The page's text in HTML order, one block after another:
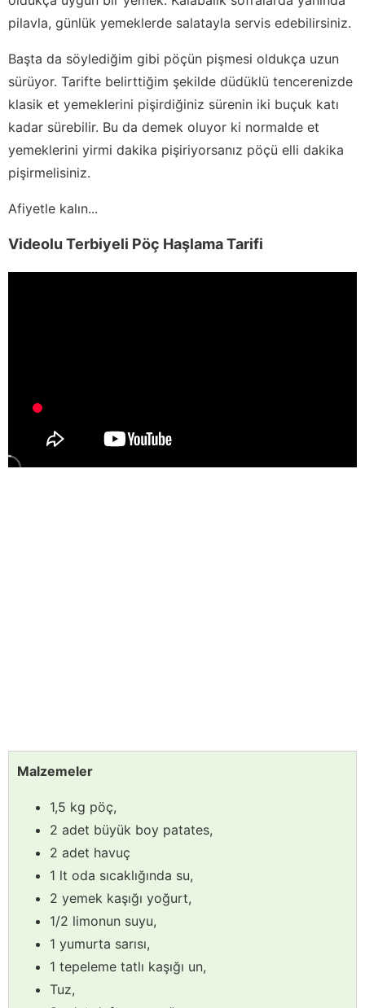
pilavla, günlük yemeklerde salatayla servis edebilirsiniz.
Başta da söylediğim gibi pöçün pişmesi oldukça uzun
sürüyor. Tarifte belirttiğim şekilde düdüklü tencerenizde
klasik et yemeklerini pişirdiğiniz sürenin iki buçuk katı
kadar sürebilir. Bu da demek oluyor ki normalde et
yemeklerini yirmi dakika pişiriyorsanız pöçü elli dakika
pişirmelisiniz.
Afiyetle kalın...
Videolu Terbiyeli Pöç Haşlama Tarifi
Malzemeler
1,5 kg pöç,
2 adet büyük boy patates,
2 adet havuç
1 lt oda sıcaklığında su,
2 yemek kaşığı yoğurt,
1/2 limonun suyu,
1 yumurta sarısı,
1 tepeleme tatlı kaşığı un,
Tuz,